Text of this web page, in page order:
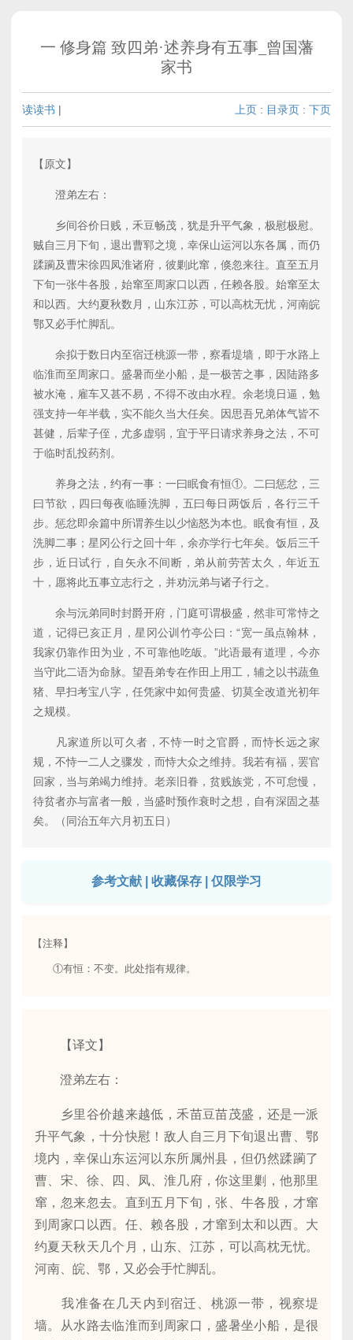
一 修身篇 致四弟·述养身有五事_曾国藩
家书
读读书 | 上页 : 目录页 : 下页
【原文】
澄弟左右：
乡间谷价日贱，禾豆畅茂，犹是升平气象，极慰极慰。
贼自三月下旬，退出曹郓之境，幸保山运河以东各属，而仍
蹂躏及曹宋徐四凤淮诸府，彼剿此窜，倏忽来往。直至五月
下旬一张牛各股，始窜至周家口以西，任赖各股。始窜至太
和以西。大约夏秋数月，山东江苏，可以高枕无忧，河南皖
鄂又必手忙脚乱。
余拟于数日内至宿迁桃源一带，察看堤墙，即于水路上
临淮而至周家口。盛暑而坐小船，是一极苦之事，因陆路多
被水淹，雇车又甚不易，不得不改由水程。余老境日逼，勉
强支持一年半载，实不能久当大任矣。因思吾兄弟体气皆不
甚健，后辈子侄，尤多虚弱，宜于平日请求养身之法，不可
于临时乱投药剂。
养身之法，约有一事：一曰眠食有恒①。二曰惩忿，三
曰节欲，四曰每夜临睡洗脚，五曰每日两饭后，各行三千
步。惩忿即余篇中所谓养生以少恼怒为本也。眠食有恒，及
洗脚二事；星冈公行之回十年，余亦学行七年矣。饭后三千
步，近日试行，自矢永不间断，弟从前劳苦太久，年近五
十，愿将此五事立志行之，并劝沅弟与诸子行之。
余与沅弟同时封爵开府，门庭可谓极盛，然非可常恃之
道，记得已亥正月，星冈公训竹亭公曰：“宽一虽点翰林，
我家仍靠作田为业，不可靠他吃皈。”此语最有道理，今亦
当守此二语为命脉。望吾弟专在作田上用工，辅之以书蔬鱼
猪、早扫考宝八字，任凭家中如何贵盛、切莫全改道光初年
之规模。
凡家道所以可久者，不恃一时之官爵，而恃长远之家
规，不恃一二人之骤发，而恃大众之维持。我若有福，罢官
回家，当与弟竭力维持。老亲旧眷，贫贱族党，不可怠慢，
待贫者亦与富者一般，当盛时预作衰时之想，自有深固之基
矣。（同治五年六月初五日）
参考文献 | 收藏保存 | 仅限学习
【注释】
①有恒：不变。此处指有规律。
【译文】
澄弟左右：
乡里谷价越来越低，禾苗豆苗茂盛，还是一派
升平气象，十分快慰！敌人自三月下旬退出曹、鄂
境内，幸保山东运河以东所属州县，但仍然蹂躏了
曹、宋、徐、四、凤、淮几府，你这里剿，他那里
窜，忽来忽去。直到五月下旬，张、牛各股，才窜
到周家口以西。任、赖各股，才窜到太和以西。大
约夏天秋天几个月，山东、江苏，可以高枕无忧。
河南、皖、鄂，又必会手忙脚乱。
我准备在几天内到宿迁、桃源一带，视察堤
墙。从水路去临淮而到周家口，盛暑坐小船，是很